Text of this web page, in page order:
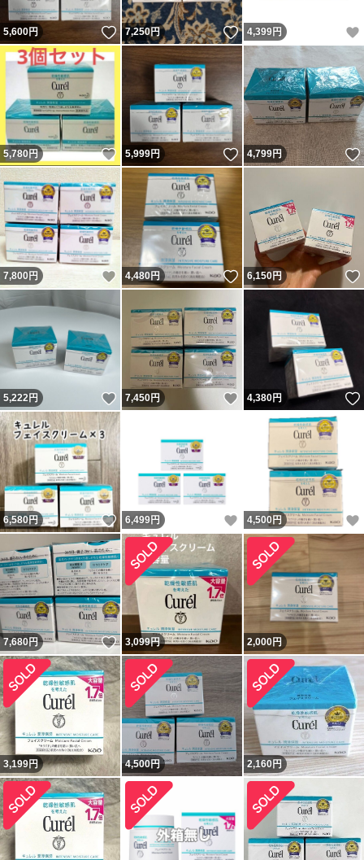
5,600円 いいね！
7,250円 いいね！
4,399円
5,780円 いいね！
5,999円 いいね！
4,799円
7,800 円 いいね！
4,480円 いいね！
6,150円
5,222円 いいね！
7,450円 いいね！
4,380円
6,580円 いいね！
6,499円 いいね！
4,500円
7,680円 いいね！
3,099円 2,000円
3,199円 4,500円 2,160円